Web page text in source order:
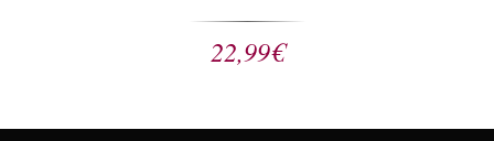
22,99€